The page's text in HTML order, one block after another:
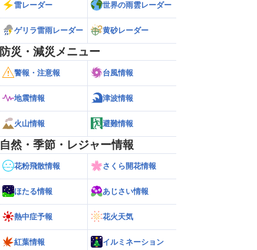
雷レーダー 世界の雨雲レーダー
ゲリラ雷雨レーダー 黄砂レーダー
防災・減災メニュー
警報・注意報 台風情報
地震情報 津波情報
火山情報 避難情報
自然・季節・レジャー情報
花粉飛散情報 さくら開花情報
ほたる情報 あじさい情報
熱中症予報 花火天気
紅葉情報 イルミネーション